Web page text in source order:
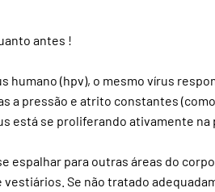
antes !
humano (hpv), o mesmo vírus
a pressão e atrito constantes
está se proliferando ativamente na
espalhar para outras áreas do
Se não tratado